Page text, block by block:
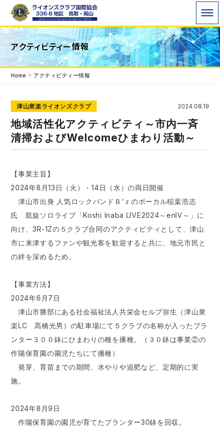
ライオンズクラブ国際協会336-B地区 WE
SERVE「われわれは奉仕する」を モットーに地域
で、世界で 奉仕活動を行っています。
アクティビティー情報
Home アクティビティー情報
2024.08.19
津山衆楽ライオンズクラブ
地域活性化アクティビティ～市内一斉
清掃およびWelcomeひまわり活動～
【事業主旨】
2024年8月13日（火）・14日（水）の両日開催
津山市出身 人気ロックバンドＢ‘ｚのボーカル稲葉浩志
氏 凱旋ソロライブ「Koshi Inaba LIVE2024～enIV～」に
向け、3R-1Zの５クラブ合同のアクティビティとして、津山
市に来津するファンや観光客を歓迎すると共に、地元市民と
の絆を深めるため。
【事業方法】
2024年6月7日
津山市勝部にある社会福祉法人共栄会セルプ弥生（津山衆
楽LC 髙橋光男）の駐車場にて５クラブの名称が入ったプラ
ンター３００鉢にひまわりの種を播種。（３０鉢は事業②の
作陽保育園の園児たちにて播種）
発芽、育苗までの期間、水やりや追肥など、定期的に実
施。
2024年8月9日
作陽保育園の園児が育てたプランター30鉢を回収。